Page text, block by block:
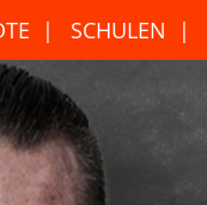
SCHULEN